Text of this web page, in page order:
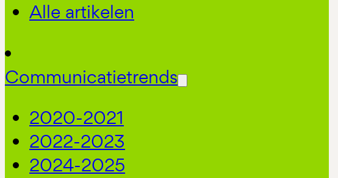
Alle artikelen
Communicatietrends
2020-2021
2022-2023
2024-2025